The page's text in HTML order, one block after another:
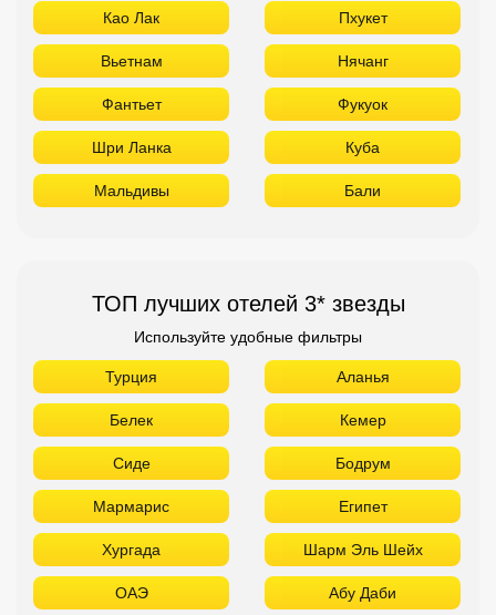
Као Лак Пхукет
Вьетнам Нячанг
Фантьет Фукуок
Шри Ланка Куба
Мальдивы Бали
ТОП лучших отелей 3* звезды
Используйте удобные фильтры
Турция Аланья
Белек Кемер
Сиде Бодрум
Мармарис Египет
Хургада Шарм Эль Шейх
ОАЭ Абу Даби